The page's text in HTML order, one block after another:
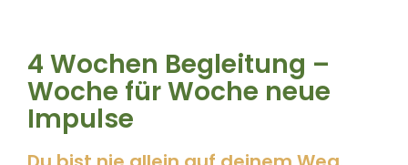
4 Wochen Begleitung –
Woche für Woche neue
Impulse